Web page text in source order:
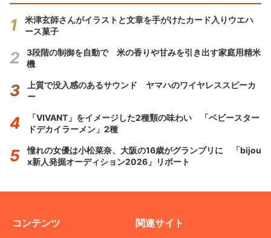
米津玄師さんがイラストと文章を手がけたカード入りウエハ
ース菓子
3段階の制御を自動で 米の香りや甘みを引き出す家庭用精米
機
上質で没入感のあるサウンド ヤマハのワイヤレススピーカ
ー
「VIVANT」をイメージした2種類の味わい 「ベビースター
ドデカイラーメン」2種
憧れの女優は小松菜奈、大阪の16歳がグランプリに 「bijou
x新人発掘オーディション2026」リポート
コンテンツ 関連サイト